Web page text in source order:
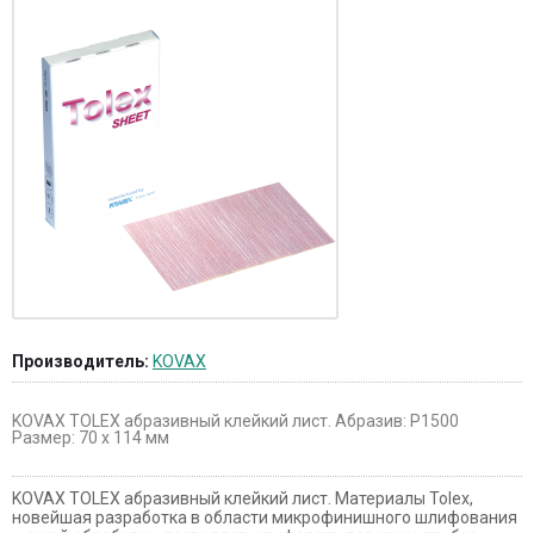
Производитель: KOVAX
KOVAX TOLEX абразивный клейкий лист. Абразив: Р1500
Размер: 70 х 114 мм
KOVAX TOLEX абразивный клейкий лист. Материалы Tolex,
новейшая разработка в области микрофинишного шлифования